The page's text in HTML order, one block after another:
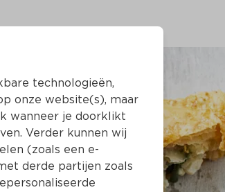
Wijnshop
technologieën,
onze website(s), maar
wanneer je doorklikt
Verder kunnen wij
(zoals een e-
derde partijen zoals